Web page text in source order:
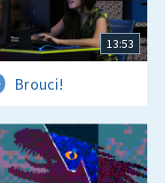
13:53
Brouci!